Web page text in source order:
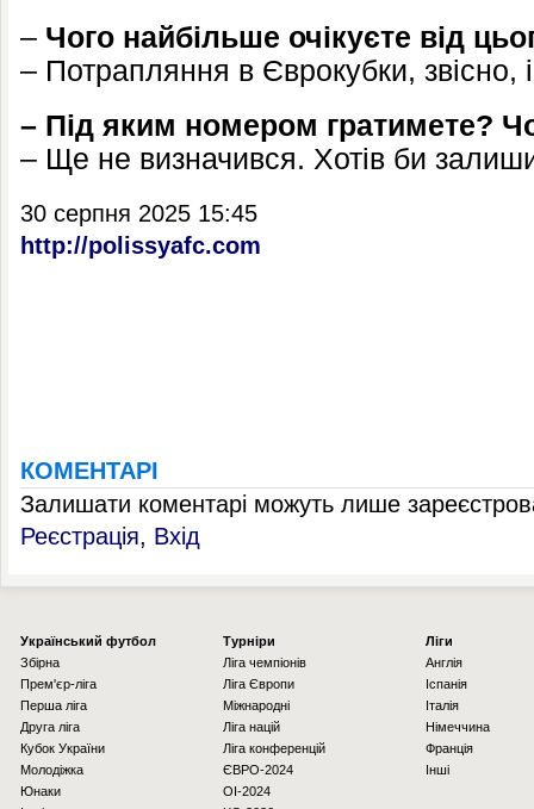
– Чого найбільше очікуєте від
– Потрапляння в Єврокубки, звісно,
– Під яким номером гратимете?
– Ще не визначився. Хотів би
30 серпня 2025 15:45
http://polissyafc.com
КОМЕНТАРІ
Залишати коментарі можуть лише
Реєстрація, Вхід
Українcький футбол
Збірна
Прем'єр-ліга
Перша ліга
Друга ліга
Кубок України
Молодіжка
Юнаки
Турніри
Ліга чемпіонів
Ліга Європи
Міжнародні
Ліга націй
Ліга конференцій
ЄВРО-2024
OI-2024
Ліги
Англія
Іспанія
Італія
Німеччина
Франція
Інші